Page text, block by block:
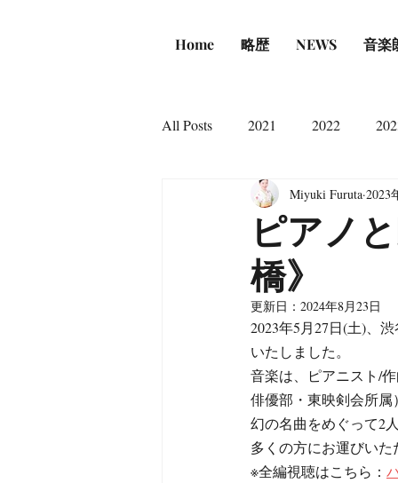
Home 略歴 NEWS 音楽
All Posts 2021 2022
ピアノ
橋》
Miyuki Furuta 2023
更新日： 2024年8月23日
2023年5月27日(土)、
いたしました。
音楽は、ピアニスト/
俳優部・東映剣会所属
幻の名曲をめぐって2
多くの方にお運びいた
※全編視聴はこちら：